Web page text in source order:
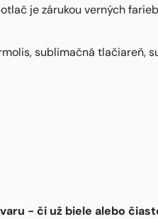
je zárukou verných
sublimačná tlačiareň,
- či už biele alebo